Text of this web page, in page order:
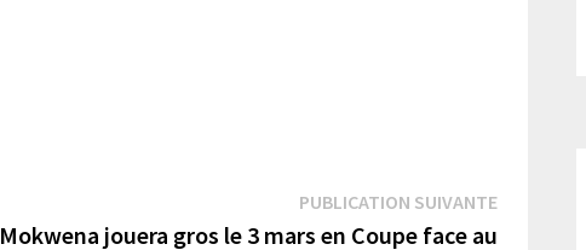
PUBLICATION SUIVANTEPublication
suivante :
Mokwena jouera gros le 3 mars en Coupe face au